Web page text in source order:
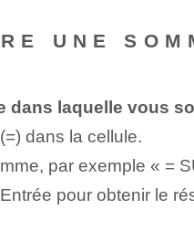
UNE
dans laquelle vous
dans la cellule.
par exemple « =
pour obtenir le